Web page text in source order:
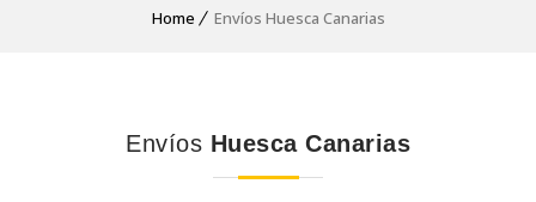
Home Envíos Huesca Canarias
Envíos Huesca Canarias